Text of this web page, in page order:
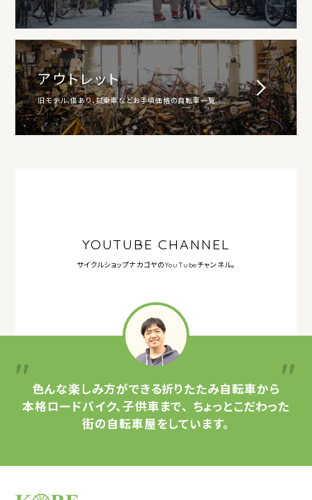
アウトレット
旧モデル、傷あり、試乗車などお手頃価格の自転車一覧
YOUTUBE CHANNEL
サイクルショップナカゴヤのYouTubeチャンネル。
色んな楽しみ方ができる折りたたみ自転車から
本格ロードバイク、子供車まで、 ちょっとこだわった
街の自転車屋をしています。